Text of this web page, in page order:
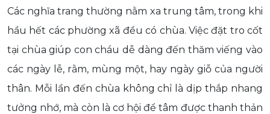
Các nghĩa trang thường nằm xa trung tâm, trong khi
hầu hết các phường xã đều có chùa. Việc đặt tro cốt
tại chùa giúp con cháu dễ dàng đến thăm viếng vào
các ngày lễ, rằm, mùng một, hay ngày giỗ của người
thân. Mỗi lần đến chùa không chỉ là dịp thắp nhang
tưởng nhớ, mà còn là cơ hội để tâm được thanh thản